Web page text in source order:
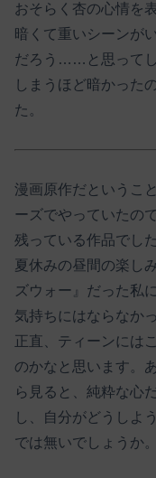
おそらく杏の心情を
暗くて重いシーンが
だろう……と思って
しまうほど暗かった
た。
漫画原作だというこ
ーズでやっていたの
残っている作品でした
夏休みの昼間の楽し
ズウォー』だった私
気持ちにはならなか
正直、ティーンには
のかなと思います。
ら見ると、純粋な心
し、自分がどうしよ
では無いでしょうか